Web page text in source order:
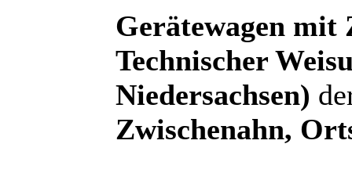
Gerätewagen mit
Technischer
Niedersachsen)
Zwischenahn,